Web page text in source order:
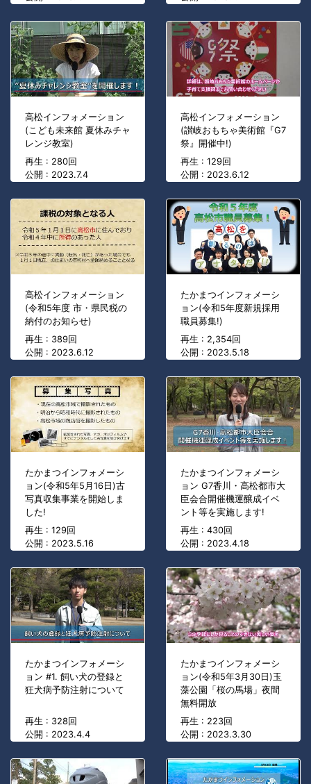
高松インフォメーション
(こども未来館 夏休みチャ
レンジ教室)
再生 : 280回
公開 : 2023.7.4
高松インフォメーション
(讃岐おもちゃ美術館『G7
祭』開催中!)
再生 : 129回
公開 : 2023.6.12
高松インフォメーション
(令和5年度 市・県民税の
納付のお知らせ)
再生 : 389回
公開 : 2023.6.12
たかまつインフォメーシ
ョン(令和5年度新規採用
職員募集!)
再生 : 2,354回
公開 : 2023.5.18
たかまつインフォメーシ
ョン(令和5年5月16日)古
写真収集事業を開始しま
した!
再生 : 129回
公開 : 2023.5.16
たかまつインフォメーシ
ョン G7香川・高松都市大
臣会合開催機運醸成イベ
ント等を実施します!
再生 : 430回
公開 : 2023.4.18
たかまつインフォメーシ
ョン #1. 飼い犬の登録と
狂犬病予防注射について
再生 : 328回
公開 : 2023.4.4
たかまつインフォメーシ
ョン(令和5年3月30日)玉
藻公園「桜の馬場」夜間
無料開放
再生 : 223回
公開 : 2023.3.30